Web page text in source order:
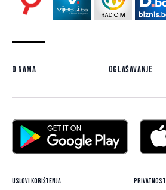
O nama Oglašavanje
Uslovi korištenja Privatnost